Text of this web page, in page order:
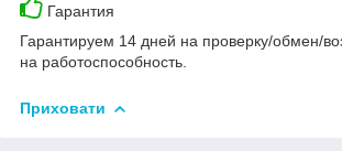
Гарантия
Гарантируем 14 дней на проверку/обмен/
на работоспособность.
Приховати